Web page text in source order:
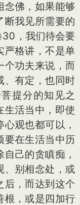
念佛，如果能够
断我见所需要的
，我们待会要
严格讲，不是单
个功夫来说，而
、有定，也同时
提分的知见之
生活当中，即使
观也都可以，
要在生活当中历
己的贪瞋痴，
、别相念处，或
后，而达到这个
根，或是四加行